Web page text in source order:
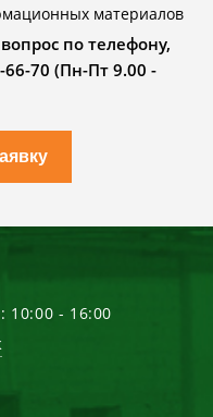
материалов
по телефону,
70 (Пн-Пт 9.00 -
: 10:00 - 16:00